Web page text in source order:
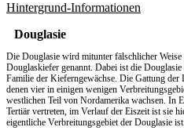
Hintergrund-Informationen
Douglasie
Die Douglasie wird mitunter fälschlicher
Douglaskiefer genannt. Dabei ist die
Familie der Kieferngewächse. Die Gattung
denen vier in einigen wenigen
westlichen Teil von Nordamerika wachsen. In
Tertiär vertreten, im Verlauf der Eiszeit ist sie
eigentliche Verbreitungsgebiet der Douglasie